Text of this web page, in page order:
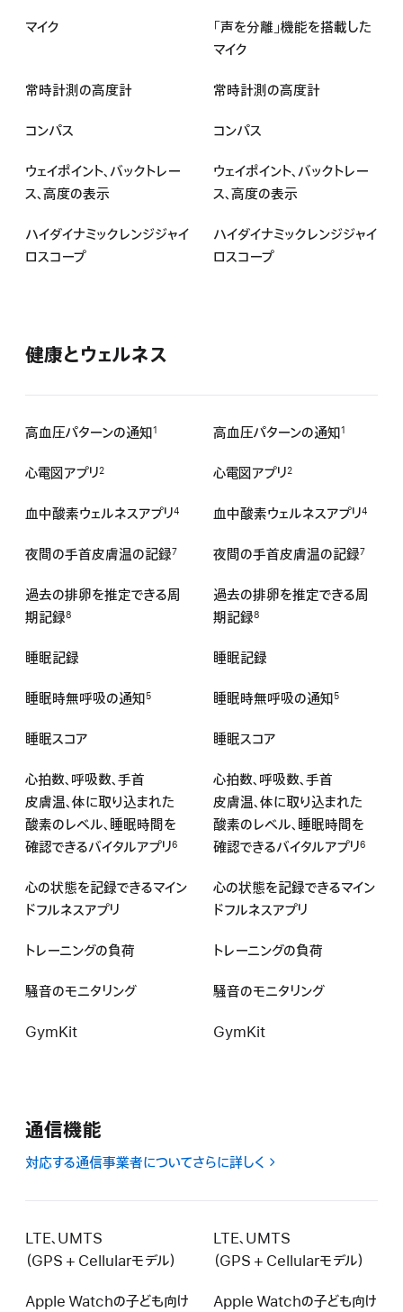
マイク
「声を分離」機能を搭載した
マイク
常時計測の高度計 常時計測の高度計
コンパス コンパス
ウェイポイント、バックトレー
ス、高度の表示
ウェイポイント、バックトレー
ス、高度の表示
ハイダイナミックレンジジャイ
ロスコープ
ハイダイナミックレンジジャイ
ロスコープ
健康とウェルネス
高血圧パターンの通知1 高血圧パターンの通知1
心電図アプリ2 心電図アプリ2
血中酸素ウェルネスアプリ4 血中酸素ウェルネスアプリ4
夜間の手首皮膚温の記録7 夜間の手首皮膚温の記録7
過去の排卵を推定できる周
期記録8
過去の排卵を推定できる周
期記録8
睡眠記録 睡眠記録
睡眠時無呼吸の通知5 睡眠時無呼吸の通知5
睡眠スコア 睡眠スコア
心拍数、呼吸数、手首
皮膚温、体に取り込まれた
酸素のレベル、 睡眠時間を
確認できるバイタルアプリ6
心拍数、呼吸数、手首
皮膚温、体に取り込まれた
酸素のレベル、 睡眠時間を
確認できるバイタルアプリ6
心の状態を記録できるマイン
ドフルネスアプリ
心の状態を記録できるマイン
ドフルネスアプリ
トレーニングの負荷 トレーニングの負荷
騒音のモニタリング 騒音のモニタリング
GymKit GymKit
通信機能
対応する通信事業者についてさらに詳しく
LTE、UMTS
（GPS + Cellularモデル）
LTE、UMTS
（GPS + Cellularモデル）
Apple Watchの子ども向け
Apple Watchの子ども向け